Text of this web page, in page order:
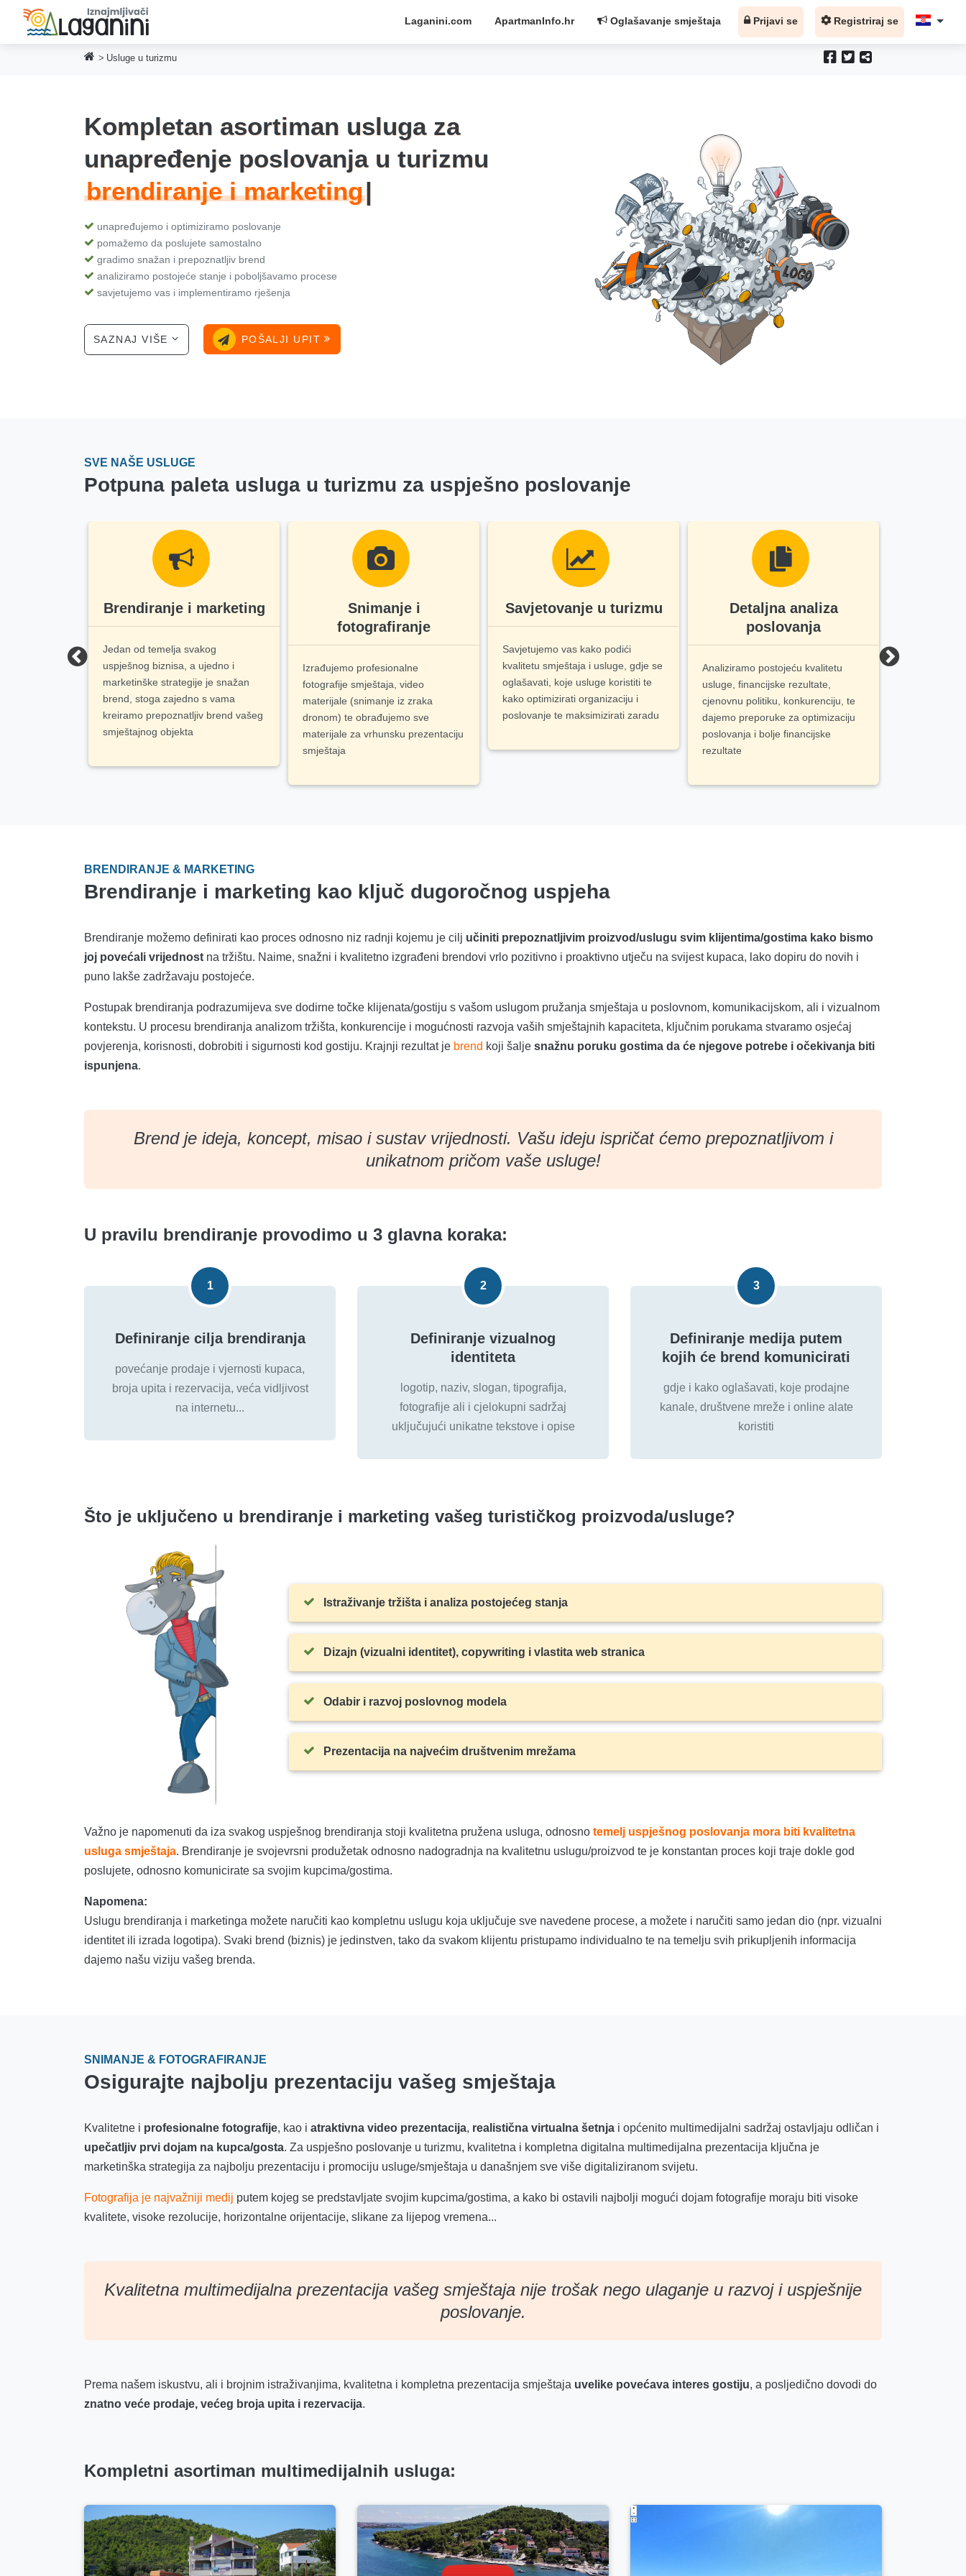
Laganini.com ApartmanInfo.hr Oglašavanje smještaja Prijavi se Registriraj se
Usluge u turizmu
Kompletan asortiman usluga za
unapređenje poslovanja u turizmu
brendiranje i ma|
unapređujemo i optimiziramo poslovanje
pomažemo da poslujete samostalno
gradimo snažan i prepoznatljiv brend
analiziramo postojeće stanje i poboljšavamo procese
savjetujemo vas i implementiramo rješenja
SAZNAJ VIŠE POŠALJI UPIT
SVE NAŠE USLUGE
Potpuna paleta usluga u turizmu za uspješno poslovanje
Brendiranje i marketing
Jedan od temelja svakog
uspješnog biznisa, a ujedno i
marketinške strategije je snažan
brend, stoga zajedno s vama
kreiramo prepoznatljiv brend vašeg
smještajnog objekta
Snimanje i
fotografiranje
Izrađujemo profesionalne
fotografije smještaja, video
materijale (snimanje iz zraka
dronom) te obrađujemo sve
materijale za vrhunsku prezentaciju
smještaja
Savjetovanje u turizmu
Savjetujemo vas kako podići
kvalitetu smještaja i usluge, gdje se
oglašavati, koje usluge koristiti te
kako optimizirati organizaciju i
poslovanje te maksimizirati zaradu
Detaljna analiza
poslovanja
Analiziramo postojeću kvalitetu
usluge, financijske rezultate,
cjenovnu politiku, konkurenciju, te
dajemo preporuke za optimizaciju
poslovanja i bolje financijske
rezultate
BRENDIRANJE & MARKETING
Brendiranje i marketing kao ključ dugoročnog uspjeha
Brendiranje možemo definirati kao proces odnosno niz radnji kojemu je cilj učiniti prepoznatljivim proizvod/uslugu svim klijentima/gostima kako bismo
joj povećali vrijednost na tržištu. Naime, snažni i kvalitetno izgrađeni brendovi vrlo pozitivno i proaktivno utječu na svijest kupaca, lako dopiru do novih i
puno lakše zadržavaju postojeće.
Postupak brendiranja podrazumijeva sve dodirne točke klijenata/gostiju s vašom uslugom pružanja smještaja u poslovnom, komunikacijskom, ali i vizualnom
kontekstu. U procesu brendiranja analizom tržišta, konkurencije i mogućnosti razvoja vaših smještajnih kapaciteta, ključnim porukama stvaramo osjećaj
povjerenja, korisnosti, dobrobiti i sigurnosti kod gostiju. Krajnji rezultat je brend koji šalje snažnu poruku gostima da će njegove potrebe i očekivanja biti
ispunjena.
Brend je ideja, koncept, misao i sustav vrijednosti. Vašu ideju ispričat ćemo prepoznatljivom i
unikatnom pričom vaše usluge!
U pravilu brendiranje provodimo u 3 glavna koraka:
1
Definiranje cilja brendiranja
povećanje prodaje i vjernosti kupaca,
broja upita i rezervacija, veća vidljivost
na internetu...
2
Definiranje vizualnog
identiteta
logotip, naziv, slogan, tipografija,
fotografije ali i cjelokupni sadržaj
uključujući unikatne tekstove i opise
3
Definiranje medija putem
kojih će brend komunicirati
gdje i kako oglašavati, koje prodajne
kanale, društvene mreže i online alate
koristiti
Što je uključeno u brendiranje i marketing vašeg turističkog proizvoda/usluge?
Istraživanje tržišta i analiza postojećeg stanja
Dizajn (vizualni identitet), copywriting i vlastita web stranica
Odabir i razvoj poslovnog modela
Prezentacija na najvećim društvenim mrežama
Važno je napomenuti da iza svakog uspješnog brendiranja stoji kvalitetna pružena usluga, odnosno temelj uspješnog poslovanja mora biti kvalitetna
usluga smještaja. Brendiranje je svojevrsni produžetak odnosno nadogradnja na kvalitetnu uslugu/proizvod te je konstantan proces koji traje dokle god
poslujete, odnosno komunicirate sa svojim kupcima/gostima.
Napomena:
Uslugu brendiranja i marketinga možete naručiti kao kompletnu uslugu koja uključuje sve navedene procese, a možete i naručiti samo jedan dio (npr. vizualni
identitet ili izrada logotipa). Svaki brend (biznis) je jedinstven, tako da svakom klijentu pristupamo individualno te na temelju svih prikupljenih informacija
dajemo našu viziju vašeg brenda.
SNIMANJE & FOTOGRAFIRANJE
Osigurajte najbolju prezentaciju vašeg smještaja
Kvalitetne i profesionalne fotografije, kao i atraktivna video prezentacija, realistična virtualna šetnja i općenito multimedijalni sadržaj ostavljaju odličan i
upečatljiv prvi dojam na kupca/gosta. Za uspješno poslovanje u turizmu, kvalitetna i kompletna digitalna multimedijalna prezentacija ključna je
marketinška strategija za najbolju prezentaciju i promociju usluge/smještaja u današnjem sve više digitaliziranom svijetu.
Fotografija je najvažniji medij putem kojeg se predstavljate svojim kupcima/gostima, a kako bi ostavili najbolji mogući dojam fotografije moraju biti visoke
kvalitete, visoke rezolucije, horizontalne orijentacije, slikane za lijepog vremena...
Kvalitetna multimedijalna prezentacija vašeg smještaja nije trošak nego ulaganje u razvoj i uspješnije
poslovanje.
Prema našem iskustvu, ali i brojnim istraživanjima, kvalitetna i kompletna prezentacija smještaja uvelike povećava interes gostiju, a posljedično dovodi do
znatno veće prodaje, većeg broja upita i rezervacija.
Kompletni asortiman multimedijalnih usluga: